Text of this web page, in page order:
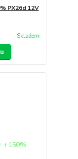
PX26d 12V
Skladem